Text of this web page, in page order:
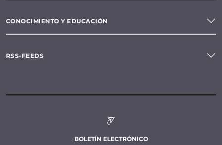
CONOCIMIENTO Y EDUCACIÓN
RSS-FEEDS
BOLETÍN ELECTRÓNICO